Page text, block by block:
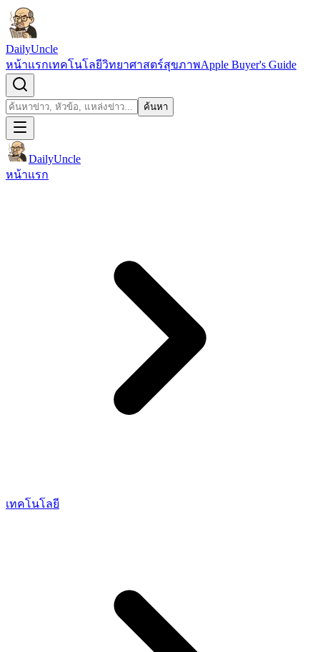
ข้ามไปยังเนื้อหา
DailyUncle
หน้าแรกเทคโนโลยีวิทยาศาสตร์สุขภาพApple Buyer's Guide
ค้นหา ค้นหา
DailyUncle
หน้าแรก
เทคโนโลยี